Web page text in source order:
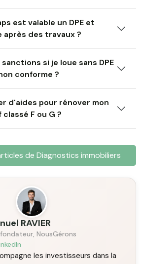
est valable un DPE et
des travaux ?
si je loue sans DPE
conforme ?
d'aides pour rénover mon
F ou G ?
de Diagnostics immobiliers
RAVIER
NousGérons
les investisseurs dans la